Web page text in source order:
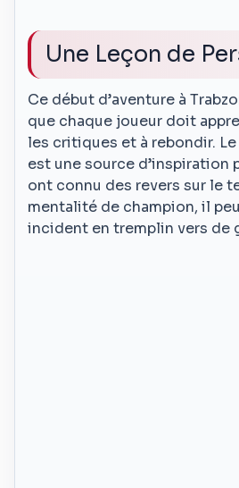
Une Leçon de
Ce début d’aventure à
que chaque joueur doit
les critiques et à rebondir. Le
est une source d’inspiration
ont connu des revers sur le
mentalité de champion, il
incident en tremplin vers de